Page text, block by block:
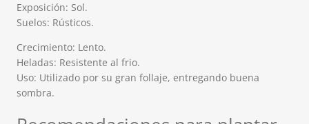
Exposición: Sol.
Suelos: Rústicos.
Crecimiento: Lento.
Heladas: Resistente al frio.
Uso: Utilizado por su gran follaje, entregando buena
sombra.